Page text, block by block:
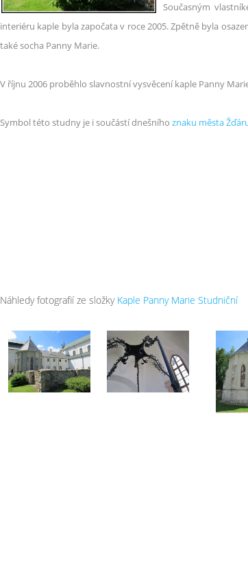
Současným
interiéru kaple byla započata v roce 2005. Zpětně byla
také socha Panny Marie.
V říjnu 2006 proběhlo slavnostní vysvěcení kaple Panny
Symbol této studny je i součástí dnešního znaku města
Náhledy fotografií ze složky Kaple Panny Marie Studniční